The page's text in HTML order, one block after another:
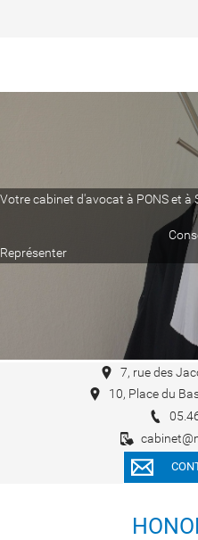
Votre cabinet d'avocat à PONS et à
Conseiller,
Représenter
7, rue des
10, Place du